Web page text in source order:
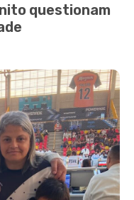
questionam